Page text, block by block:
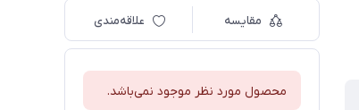
مقایسه علاقه‌مندی
محصول مورد نظر موجود نمی‌باشد.